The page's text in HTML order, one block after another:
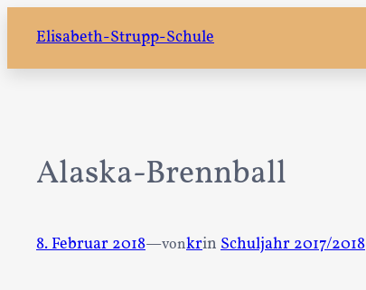
Inhalt
springen
Elisabeth-Strupp-Schule
Alaska-Brennball
8. Februar 2018—vonkrin Schuljahr 2017/2018